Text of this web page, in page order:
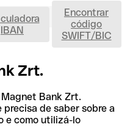
IBAN
Encontrar
código
SWIFT/BIC
Zrt.
Bank Zrt.
de saber sobre a
e como utilizá-lo